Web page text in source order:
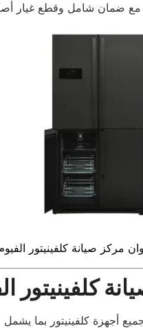
مركز صيانة كلفينيتور
كلفينيتور